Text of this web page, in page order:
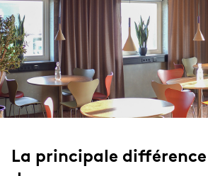
La principale